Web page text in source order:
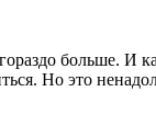
больше. И
Но это